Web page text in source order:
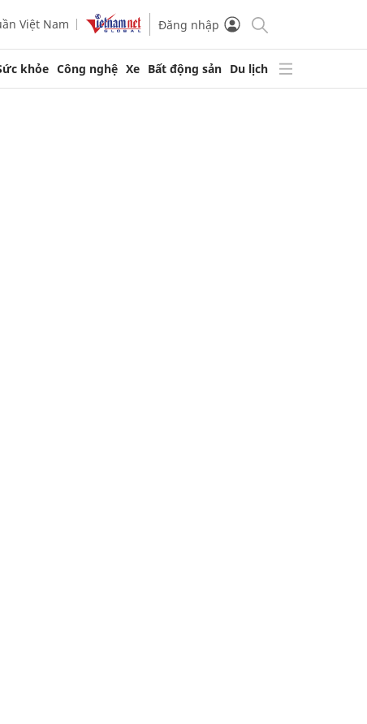
Việt Nam Đăng nhập
khỏe Công nghệ Xe Bất động sản Du lịch